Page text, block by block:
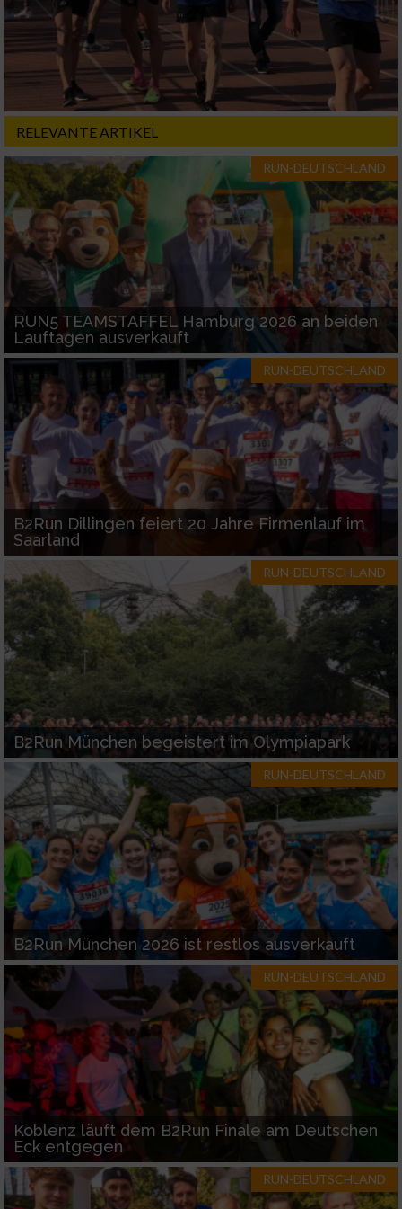
RELEVANTE ARTIKEL
RUN-DEUTSCHLAND
RUN5 TEAMSTAFFEL Hamburg 2026 an beiden
Lauftagen ausverkauft
RUN-DEUTSCHLAND
B2Run Dillingen feiert 20 Jahre Firmenlauf im
Saarland
RUN-DEUTSCHLAND
B2Run München begeistert im Olympiapark
RUN-DEUTSCHLAND
B2Run München 2026 ist restlos ausverkauft
RUN-DEUTSCHLAND
Koblenz läuft dem B2Run Finale am Deutschen
Eck entgegen
RUN-DEUTSCHLAND
Verwendung reduzierter Daten zur Auswahl
von Inhalten
IAB-Besonderheiten:
Verwendung genauer Standortdaten
Geräte anhand von aktiv angeforderten
Informationen identifizieren
Nicht-IAB-Verarbeitungszwecke:
Notwendig
Performance
Funktional
Werbung